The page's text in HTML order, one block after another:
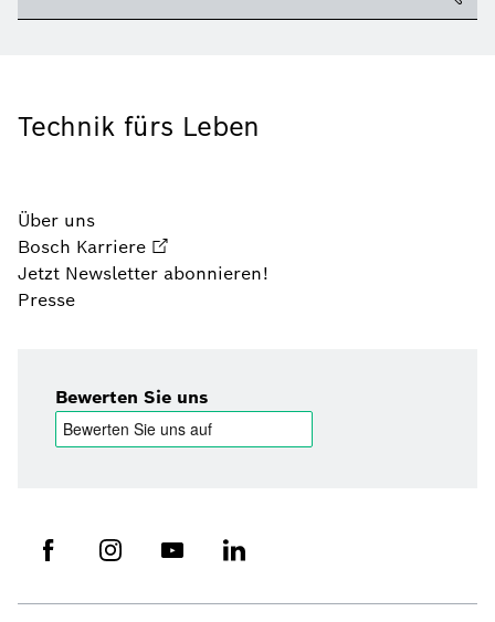
Technik fürs Leben
Über uns
Bosch Karriere
Jetzt Newsletter abonnieren!
Presse
Bewerten Sie uns